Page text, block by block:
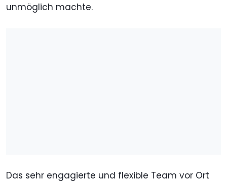
unmöglich machte.
Das sehr engagierte und flexible Team vor Ort